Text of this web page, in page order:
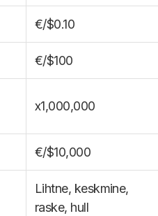
€/$0.10
€/$100
x1,000,000
€/$10,000
Lihtne, keskmine,
raske, hull